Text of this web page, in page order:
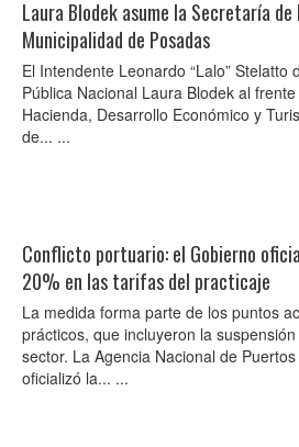
Laura Blodek asume la Secretaría de
Municipalidad de Posadas
El Intendente Leonardo “Lalo” Stelatto
Pública Nacional Laura Blodek al
Hacienda, Desarrollo Económico y
de... ...
Conflicto portuario: el Gobierno
20% en las tarifas del practicaje
La medida forma parte de los puntos
prácticos, que incluyeron la
sector. La Agencia Nacional de
oficializó la... ...